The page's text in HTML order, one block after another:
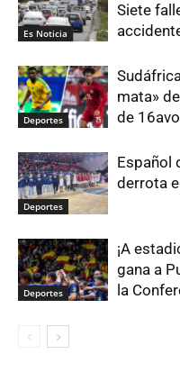
Es Noticia
Siete
Deportes
mata»
de
Deportes
Español
derrota
Deportes
¡A
gana a
la